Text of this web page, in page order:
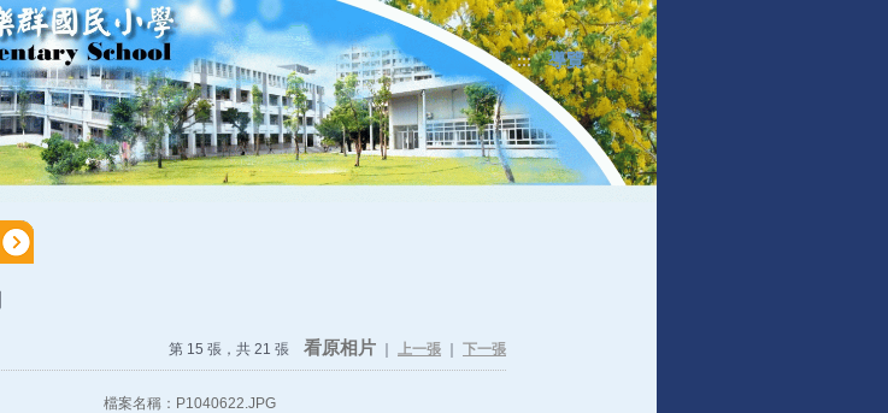
::: 導覽
第 15 張，共 21 張 看原相片 上一張 下一張
檔案名稱：P1040622.JPG